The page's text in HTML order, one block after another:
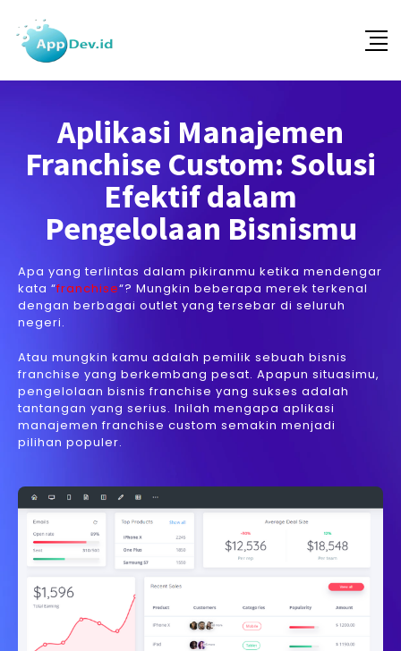
Aplikasi Manajemen
Franchise Custom: Solusi
Efektif dalam
Pengelolaan Bisnismu
Apa yang terlintas dalam pikiranmu ketika mendengar
kata “franchise“? Mungkin beberapa merek terkenal
dengan berbagai outlet yang tersebar di seluruh
negeri.
Atau mungkin kamu adalah pemilik sebuah bisnis
franchise yang berkembang pesat. Apapun situasimu,
pengelolaan bisnis franchise yang sukses adalah
tantangan yang serius. Inilah mengapa aplikasi
manajemen franchise custom semakin menjadi
pilihan populer.